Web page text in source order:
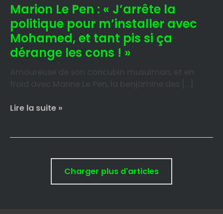
Marion Le Pen : « J’arrête la
politique pour m’installer avec
Mohamed, et tant pis si ça
dérange les cons ! »
Amoureuse de son concubin musulman, et en
froid avec Marine Le Pen, la benjamine des […]
Mohamed,
et
tant
pis
si
ça
dérange
cons
Lire la suite »
Charger plus d'articles